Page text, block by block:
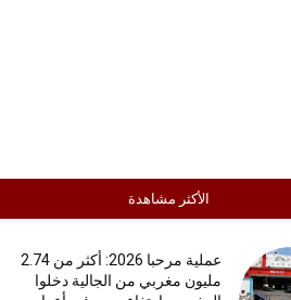
الأكثر مشاهدة
عملية مرحبا 2026: أكثر من 2.74
مليون مغربي من الجالية دخلوا